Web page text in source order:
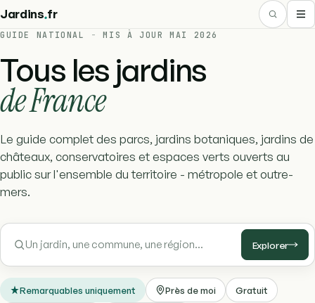
Jardins.fr
GUIDE NATIONAL - MIS À JOUR MAI 2026
Tous les jardins
de France
Le guide complet des parcs, jardins botaniques, jardins de
châteaux, conservatoires et espaces verts ouverts au
public sur l'ensemble du territoire - métropole et outre-
mers.
Explorer
Remarquables uniquement Près de moi Gratuit